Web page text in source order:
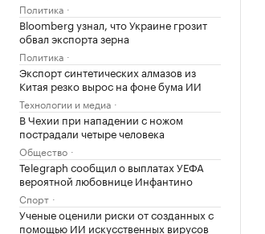
Политика
Bloomberg узнал, что Украине грозит
обвал экспорта зерна
Политика
Экспорт синтетических алмазов из
Китая резко вырос на фоне бума ИИ
Технологии и медиа
В Чехии при нападении с ножом
пострадали четыре человека
Общество
Telegraph сообщил о выплатах УЕФА
вероятной любовнице Инфантино
Спорт
Ученые оценили риски от созданных с
помощью ИИ искусственных вирусов